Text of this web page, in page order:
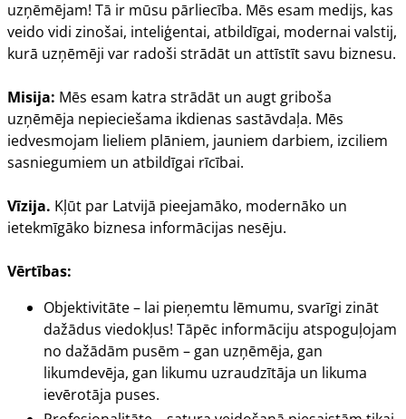
uzņēmējam! Tā ir mūsu pārliecība. Mēs esam medijs, kas
veido vidi zinošai, inteliģentai, atbildīgai, modernai valstij,
kurā uzņēmēji var radoši strādāt un attīstīt savu biznesu.
Misija: Mēs esam katra strādāt un augt griboša
uzņēmēja nepieciešama ikdienas sastāvdaļa. Mēs
iedvesmojam lieliem plāniem, jauniem darbiem, izciliem
sasniegumiem un atbildīgai rīcībai.
Vīzija. Kļūt par Latvijā pieejamāko, modernāko un
ietekmīgāko biznesa informācijas nesēju.
Vērtības:
Objektivitāte – lai pieņemtu lēmumu, svarīgi zināt
dažādus viedokļus! Tāpēc informāciju atspoguļojam
no dažādām pusēm – gan uzņēmēja, gan
likumdevēja, gan likumu uzraudzītāja un likuma
ievērotāja puses.